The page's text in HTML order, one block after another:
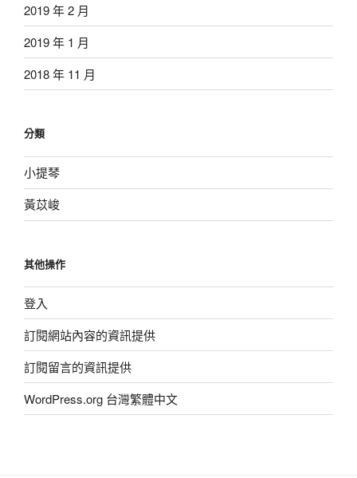
2019 年 2 月
2019 年 1 月
2018 年 11 月
分類
小提琴
黃苡峻
其他操作
登入
訂閱網站內容的資訊提供
訂閱留言的資訊提供
WordPress.org 台灣繁體中文